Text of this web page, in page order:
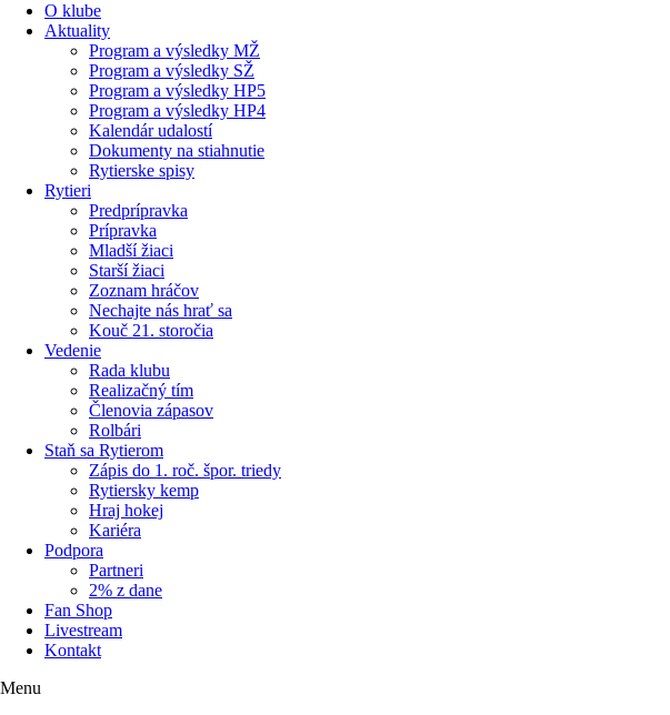
O klube
Aktuality
Program a výsledky MŽ
Program a výsledky SŽ
Program a výsledky HP5
Program a výsledky HP4
Kalendár udalostí
Dokumenty na stiahnutie
Rytierske spisy
Rytieri
Predprípravka
Prípravka
Mladší žiaci
Starší žiaci
Zoznam hráčov
Nechajte nás hrať sa
Kouč 21. storočia
Vedenie
Rada klubu
Realizačný tím
Členovia zápasov
Rolbári
Staň sa Rytierom
Zápis do 1. roč. špor. triedy
Rytiersky kemp
Hraj hokej
Kariéra
Podpora
Partneri
2% z dane
Fan Shop
Livestream
Kontakt
Menu